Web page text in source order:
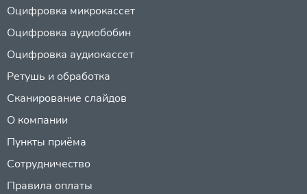
Оцифровка микрокассет
Оцифровка аудиобобин
Оцифровка аудиокассет
Ретушь и обработка
Сканирование слайдов
О компании
Пункты приёма
Сотрудничество
Правила оплаты